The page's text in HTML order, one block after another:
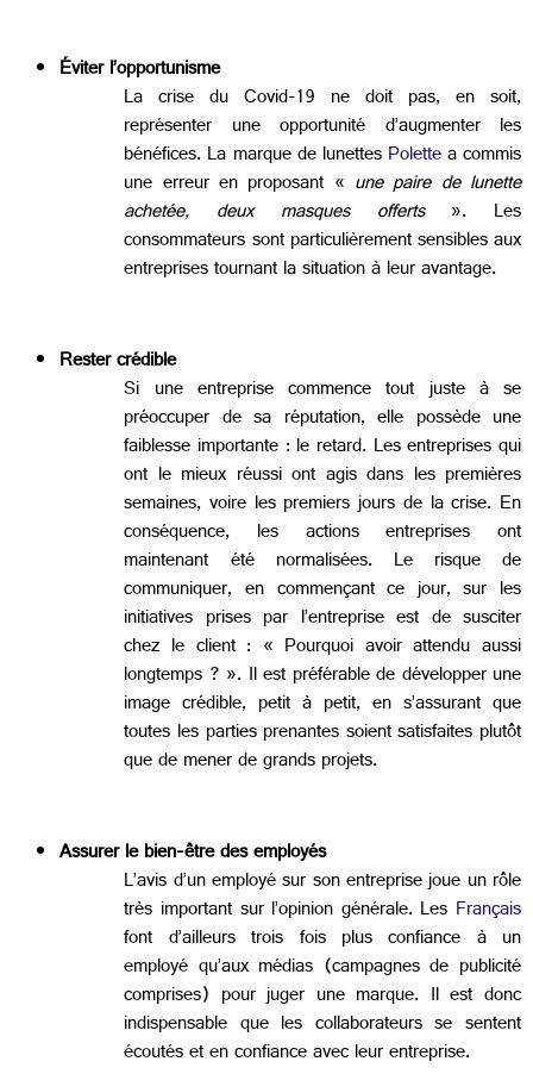
Éviter l’opportunisme
La crise du Covid-19 ne doit pas, en soit,
représenter une opportunité d’augmenter les
bénéfices. La marque de lunettesPolettea commis
une erreur en proposant « une paire de lunette
achetée, deux masques offerts». Les
consommateurs sont particulièrement sensibles aux
entreprises tournant la situation à leur avantage.
Rester crédible
Si une entreprise commence tout juste à se
préoccuper de sa réputation, elle possède une
faiblesse importante : le retard. Les entreprises qui
ont le mieux réussi ont agis dans les premières
semaines, voire les premiers jours de la crise. En
conséquence, les actions entreprises ont
maintenant été normalisées. Le risque de
communiquer, en commençant ce jour, sur les
initiatives prises par l’entreprise est de susciter
chez le client : « Pourquoi avoir attendu aussi
longtemps ? ». Il est préférable de développer une
image crédible, petit à petit, en s’assurant que
toutes les parties prenantes soient satisfaites plutôt
que de mener de grands projets.
Assurer le bien-être des employés
L’avis d’un employé sur son entreprise joue un rôle
très important sur l’opinion générale. Les Français
font d’ailleurs trois fois plus confiance à un
employé qu’aux médias (campagnes de publicité
comprises) pour juger une marque. Il est donc
indispensable que les collaborateurs se sentent
écoutés et en confiance avec leur entreprise.